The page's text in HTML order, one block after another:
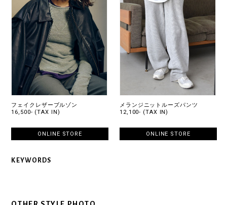
フェイクレザーブルゾン
16,500- (TAX IN)
ONLINE STORE
メランジニットルーズパンツ
12,100- (TAX IN)
ONLINE STORE
KEYWORDS